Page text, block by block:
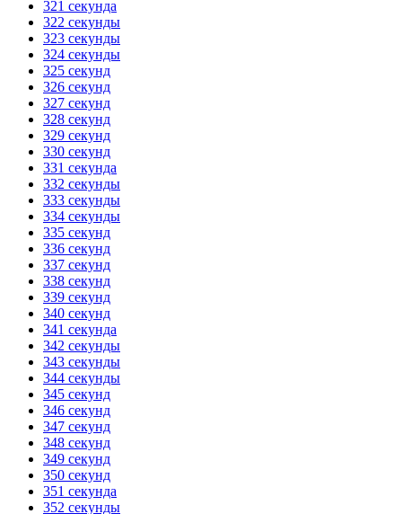
321 секунда
322 секунды
323 секунды
324 секунды
325 секунд
326 секунд
327 секунд
328 секунд
329 секунд
330 секунд
331 секунда
332 секунды
333 секунды
334 секунды
335 секунд
336 секунд
337 секунд
338 секунд
339 секунд
340 секунд
341 секунда
342 секунды
343 секунды
344 секунды
345 секунд
346 секунд
347 секунд
348 секунд
349 секунд
350 секунд
351 секунда
352 секунды